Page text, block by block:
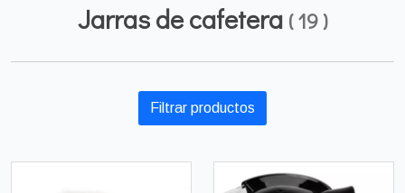
Jarras de cafetera (19 )
Filtrar productos